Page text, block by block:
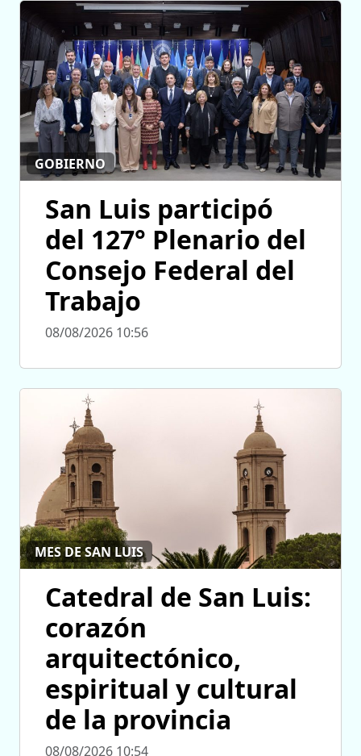
GOBIERNO
San Luis participó
del 127° Plenario del
Consejo Federal del
Trabajo
08/08/2026 10:56
MES DE SAN LUIS
Catedral de San Luis:
corazón
arquitectónico,
espiritual y cultural
de la provincia
08/08/2026 10:54